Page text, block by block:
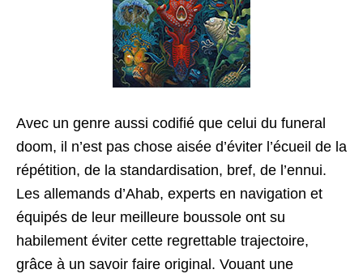
Avec un genre aussi codifié que celui du funeral
doom, il n’est pas chose aisée d’éviter l’écueil de la
répétition, de la standardisation, bref, de l’ennui.
Les allemands d’Ahab, experts en navigation et
équipés de leur meilleure boussole ont su
habilement éviter cette regrettable trajectoire,
grâce à un savoir faire original. Vouant une